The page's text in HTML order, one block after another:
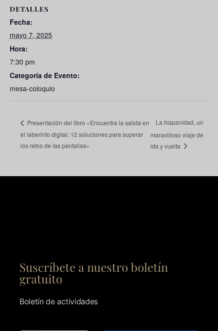
DETALLES
Fecha:
mayo 7, 2025
Hora:
7:30 pm
Categoría de Evento:
mesa-coloquio
Presentación del libro «Encuentra la salida en
el laberinto digital: 12 soluciones para superar
los retos de las pantallas»
La hispanidad, un
maravilloso viaje de
ida y vuelta
Suscríbete a nuestro boletín
gratuito
Boletín de actividades